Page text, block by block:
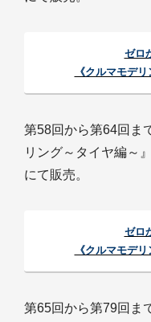
ゼロ
《クルマモデ
第58回から第64回ま
リング～タイヤ編～
にて販売。
ゼロ
《クルマモデ
第65回から第79回ま